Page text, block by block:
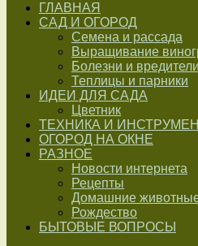
ГЛАВНАЯ
САД И ОГОРОД
Семена и рассада
Выращивание
Болезни и вредители
Теплицы и парники
ИДЕИ ДЛЯ САДА
Цветник
ТЕХНИКА И
ОГОРОД НА ОКНЕ
РАЗНОЕ
Новости интернета
Рецепты
Домашние
Рождество
БЫТОВЫЕ ВОПРОСЫ